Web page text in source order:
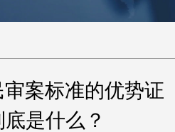
案标准的优势证
是什么？